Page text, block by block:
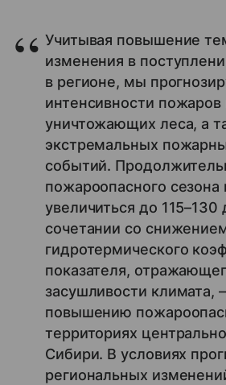
Учитывая повышение
изменения в
в регионе, мы
интенсивности
уничтожающих леса, а
экстремальных
событий.
пожароопасного
увеличиться до 115–130
сочетании со
гидротермического
показателя,
засушливости климата,
повышению
территориях
Сибири. В условиях
региональных